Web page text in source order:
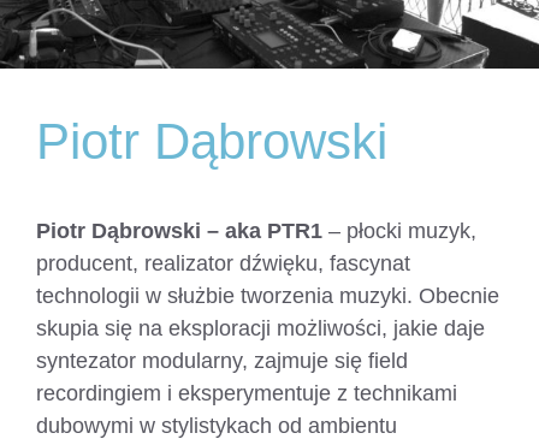
Piotr Dąbrowski
Piotr Dąbrowski – aka PTR1 – płocki muzyk,
producent, realizator dźwięku, fascynat
technologii w służbie tworzenia muzyki. Obecnie
skupia się na eksploracji możliwości, jakie daje
syntezator modularny, zajmuje się field
recordingiem i eksperymentuje z technikami
dubowymi w stylistykach od ambientu